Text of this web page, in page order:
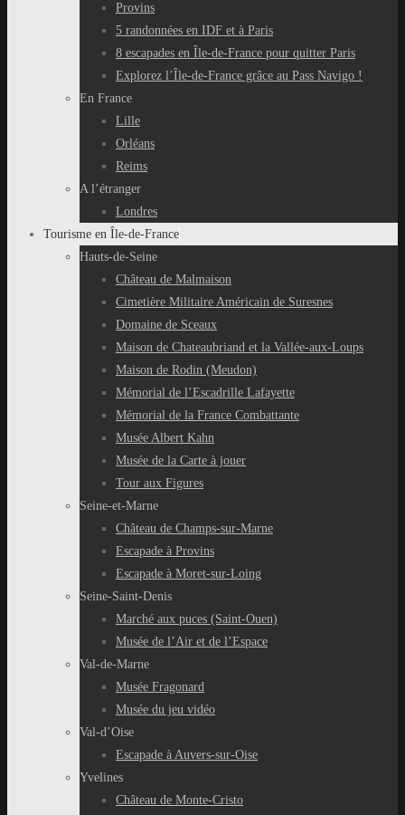
Provins
5 randonnées en IDF et à Paris
8 escapades en Île-de-France pour quitter Paris
Explorez l’Île-de-France grâce au Pass Navigo !
En France
Lille
Orléans
Reims
A l’étranger
Londres
Tourisme en Île-de-France
Hauts-de-Seine
Château de Malmaison
Cimetière Militaire Américain de Suresnes
Domaine de Sceaux
Maison de Chateaubriand et la Vallée-aux-Loups
Maison de Rodin (Meudon)
Mémorial de l’Escadrille Lafayette
Mémorial de la France Combattante
Musée Albert Kahn
Musée de la Carte à jouer
Tour aux Figures
Seine-et-Marne
Château de Champs-sur-Marne
Escapade à Provins
Escapade à Moret-sur-Loing
Seine-Saint-Denis
Marché aux puces (Saint-Ouen)
Musée de l’Air et de l’Espace
Val-de-Marne
Musée Fragonard
Musée du jeu vidéo
Val-d’Oise
Escapade à Auvers-sur-Oise
Yvelines
Château de Monte-Cristo